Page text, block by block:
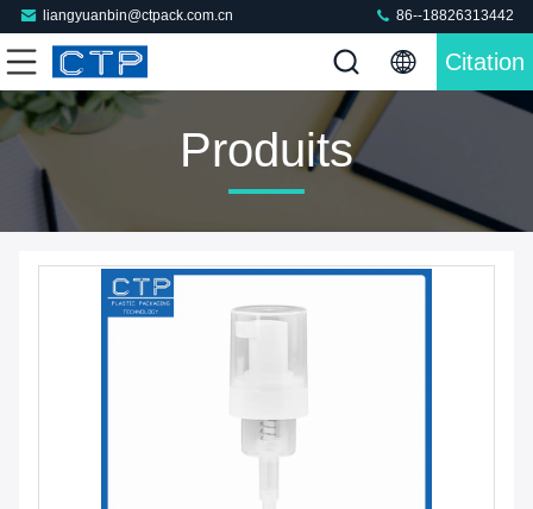
liangyuanbin@ctpack.com.cn 86--18826313442
Citation
Produits